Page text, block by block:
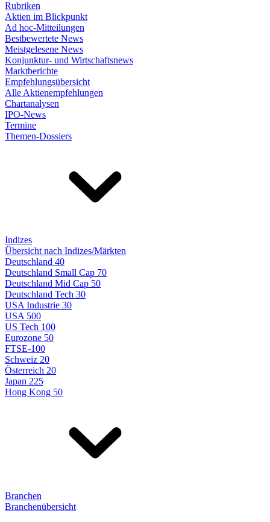
Rubriken
Aktien im Blickpunkt
Ad hoc-Mitteilungen
Bestbewertete News
Meistgelesene News
Konjunktur- und Wirtschaftsnews
Marktberichte
Empfehlungsübersicht
Alle Aktienempfehlungen
Chartanalysen
IPO-News
Termine
Themen-Dossiers
Indizes
Übersicht nach Indizes/Märkten
Deutschland 40
Deutschland Small Cap 70
Deutschland Mid Cap 50
Deutschland Tech 30
USA Industrie 30
USA 500
US Tech 100
Eurozone 50
FTSE-100
Schweiz 20
Österreich 20
Japan 225
Hong Kong 50
Branchen
Branchenübersicht